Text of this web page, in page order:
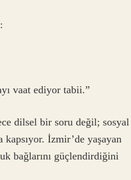
vaat ediyor tabii.”
dilsel bir soru değil; sosyal
İzmir’de yaşayan
bağlarını güçlendirdiğini